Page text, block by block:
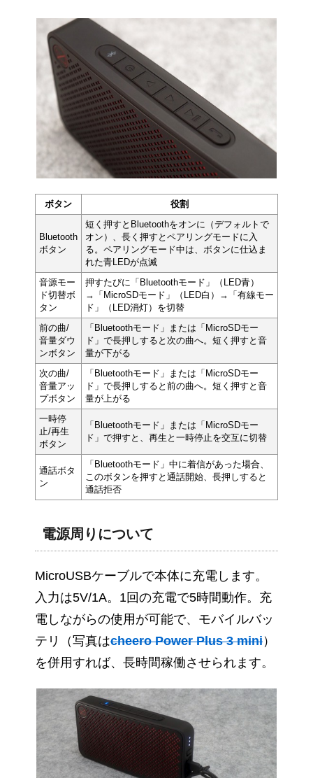
ボタン 役割
Bluetooth
ボタン
短く押すとBluetoothをオンに（デフォルトで
オン）、長く押すとペアリングモードに入
る。ペアリングモード中は、ボタンに仕込ま
れた青LEDが点滅
音源モー
ド切替ボ
タン
押すたびに「Bluetoothモード」（LED青）
→「MicroSDモード」（LED白）→「有線モー
ド」（LED消灯）を切替
前の曲/
音量ダウ
ンボタン
「Bluetoothモード」または「MicroSDモー
ド」で長押しすると次の曲へ。短く押すと音
量が下がる
次の曲/
音量アッ
プボタン
「Bluetoothモード」または「MicroSDモー
ド」で長押しすると前の曲へ。短く押すと音
量が上がる
一時停
止/再生
ボタン
「Bluetoothモード」または「MicroSDモー
ド」で押すと、再生と一時停止を交互に切替
通話ボタ
ン
「Bluetoothモード」中に着信があった場合、
このボタンを押すと通話開始、長押しすると
通話拒否
電源周りについて
MicroUSBケーブルで本体に充電します。
入力は5V/1A。1回の充電で5時間動作。充
電しながらの使用が可能で、モバイルバッ
テリ（写真はcheero Power Plus 3 mini）
を併用すれば、長時間稼働させられます。